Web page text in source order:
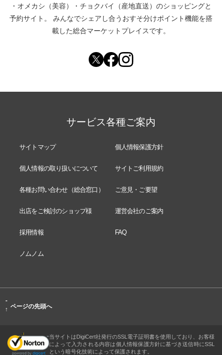
・ オメカシ（美容） ・ チョクバイ（産地直送） のショッピングと
予約サイト。
みんなでシェアし合う おすそ分けポイント機能を搭
載した総合マーケットプレイスです。
サービス各種ご案内
サイトマップ 個人情報保護方針
個人情報の取り扱いについて サイトご利用規約
各種お問い合わせ（総合窓口） ご意見・ご要望
出店をご検討のショップ様 運営会社のご案内
採用情報 FAQ
ノムノム
-
↑ ページの先頭へ
当サイトはDigiCert社発行のSSL電子証明書を使用しており、お客様
によって入力される内容は個人情報保護方針に基づき送信時にSSL
という暗号化技術によって保護されます。